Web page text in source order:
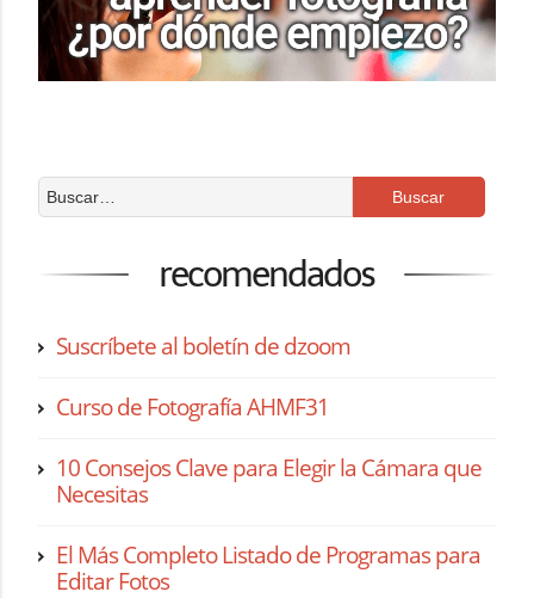
recomendados
Suscríbete al boletín de dzoom
Curso de Fotografía AHMF31
10 Consejos Clave para Elegir la Cámara que
Necesitas
El Más Completo Listado de Programas para
Editar Fotos